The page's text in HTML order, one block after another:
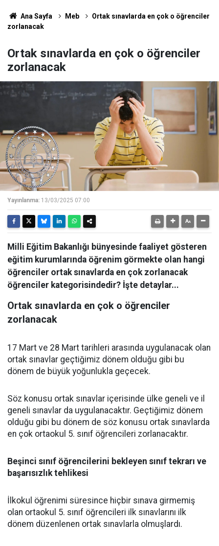
Ana Sayfa Meb
Ortak sınavlarda en çok o öğrenciler
zorlanacak
Ortak sınavlarda en çok o öğrenciler
zorlanacak
Yayınlanma: 13/03/2025 07:00
Milli Eğitim Bakanlığı bünyesinde faaliyet gösteren
eğitim kurumlarında öğrenim görmekte olan hangi
öğrenciler ortak sınavlarda en çok zorlanacak
öğrenciler kategorisindedir? İşte detaylar...
Ortak sınavlarda en çok o öğrenciler
zorlanacak
17 Mart ve 28 Mart tarihleri arasında uygulanacak olan
ortak sınavlar geçtiğimiz dönem olduğu gibi bu
dönem de büyük yoğunlukla geçecek.
Söz konusu ortak sınavlar içerisinde ülke geneli ve il
geneli sınavlar da uygulanacaktır. Geçtiğimiz dönem
olduğu gibi bu dönem de söz konusu ortak sınavlarda
en çok ortaokul 5. sınıf öğrencileri zorlanacaktır.
Beşinci sınıf öğrencilerini bekleyen sınıf tekrarı ve
başarısızlık tehlikesi
İlkokul öğrenimi süresince hiçbir sınava girmemiş
olan ortaokul 5. sınıf öğrencileri ilk sınavlarını ilk
dönem düzenlenen ortak sınavlarla olmuşlardı.